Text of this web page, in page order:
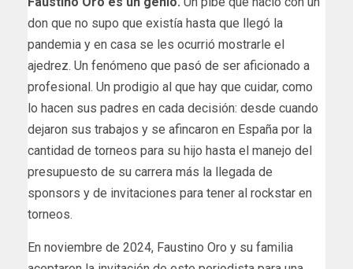
don que no supo que existía hasta que llegó la
pandemia y en casa se les ocurrió mostrarle el
ajedrez. Un fenómeno que pasó de ser aficionado a
profesional. Un prodigio al que hay que cuidar, como
lo hacen sus padres en cada decisión: desde cuando
dejaron sus trabajos y se afincaron en España por la
cantidad de torneos para su hijo hasta el manejo del
presupuesto de su carrera más la llegada de
sponsors y de invitaciones para tener al rockstar en
torneos.
En noviembre de 2024, Faustino Oro y su familia